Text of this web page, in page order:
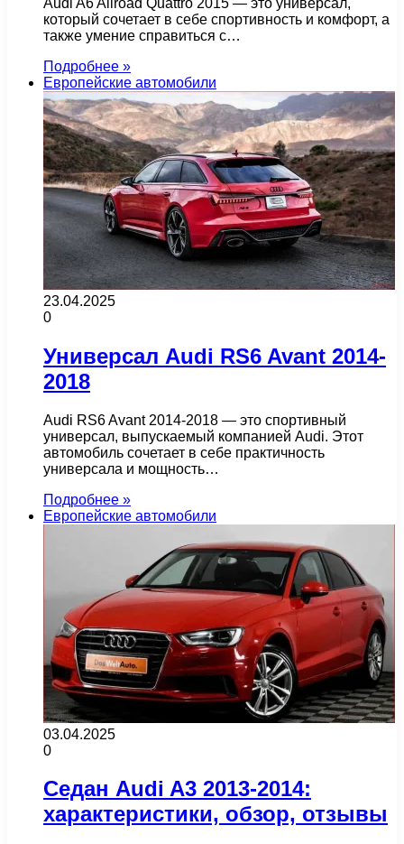
который сочетает в себе спортивность и комфорт, а
также умение справиться с…
Подробнее »
Европейские автомобили
23.04.2025
0
Универсал Audi RS6 Avant 2014-
2018
Audi RS6 Avant 2014-2018 — это спортивный
универсал, выпускаемый компанией Audi. Этот
автомобиль сочетает в себе практичность
универсала и мощность…
Подробнее »
Европейские автомобили
03.04.2025
0
Седан Audi A3 2013-2014:
характеристики, обзор, отзывы